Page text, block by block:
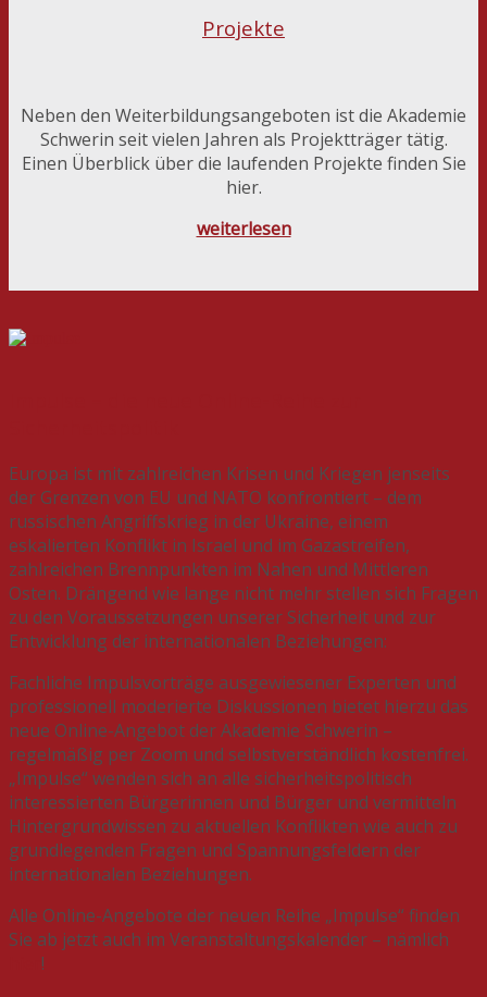
Projekte
Neben den Weiterbildungsangeboten ist die Akademie
Schwerin seit vielen Jahren als Projektträger tätig.
Einen Überblick über die laufenden Projekte finden Sie
hier.
weiterlesen
Europa ist mit zahlreichen Krisen und Kriegen jenseits
der Grenzen von EU und NATO konfrontiert – dem
russischen Angriffskrieg in der Ukraine, einem
eskalierten Konflikt in Israel und im Gazastreifen,
zahlreichen Brennpunkten im Nahen und Mittleren
Osten. Drängend wie lange nicht mehr stellen sich Fragen
zu den Voraussetzungen unserer Sicherheit und zur
Entwicklung der internationalen Beziehungen:
Fachliche Impulsvorträge ausgewiesener Experten und
professionell moderierte Diskussionen bietet hierzu das
neue Online-Angebot der Akademie Schwerin –
regelmäßig per Zoom und selbstverständlich kostenfrei.
„Impulse“ wenden sich an alle sicherheitspolitisch
interessierten Bürgerinnen und Bürger und vermitteln
Hintergrundwissen zu aktuellen Konflikten wie auch zu
grundlegenden Fragen und Spannungsfeldern der
internationalen Beziehungen.
Alle Online-Angebote der neuen Reihe „Impulse“ finden
Sie ab jetzt auch im Veranstaltungskalender – nämlich
!